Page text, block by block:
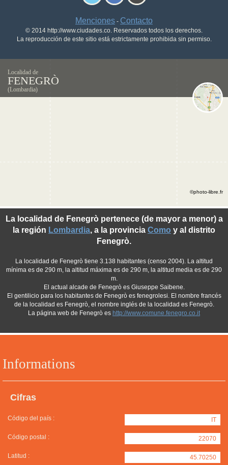
Menciones - Contacto
© 2014 http://www.ciudades.co. Reservados todos los derechos.
La reproducción de este sitio está estrictamente prohibida sin permiso.
Localidad de
FENEGRÒ
(Lombardia)
Informations
Cifras
Código del país : IT
Código postal : 22070
Latitud : 45.70250
La localidad de Fenegrò pertenece (de mayor a menor) a
la región Lombardia, a la provincia Como y al distrito
Fenegrò.
La localidad de Fenegrò tiene 3.138 habitantes (censo 2004). La altitud
mínima es de 290 m, la altitud máxima es de 290 m, la altitud media es de 290
m.
El actual alcade de Fenegrò es Giuseppe Saibene.
El gentilicio para los habitantes de Fenegrò es fenegrolesi. El nombre francés
de la localidad es Fenegrò, el nombre inglés de la localidad es Fenegrò.
La página web de Fenegrò es http://www.comune.fenegro.co.it
©photo-libre.fr